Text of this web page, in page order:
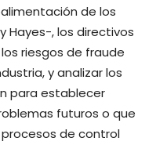
de los
Hayes-, los directivos
riesgos de fraude
y analizar los
para establecer
futuros o que
de control